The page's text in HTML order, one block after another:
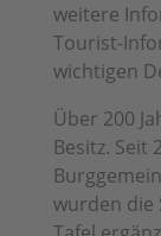
weitere
Tourist-
wichtigen
Über 200
Besitz. Seit
wurden die